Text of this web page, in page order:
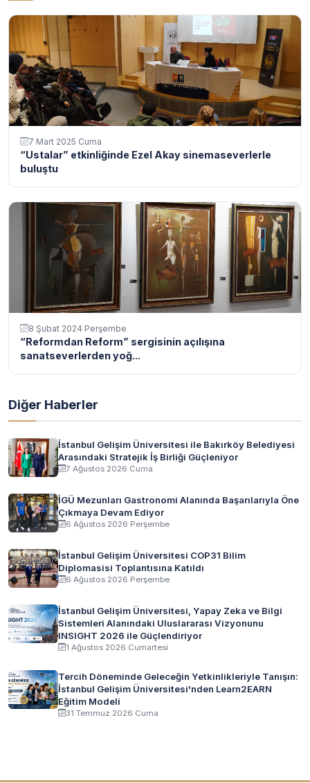
7 Mart 2025 Cuma
“Ustalar” etkinliğinde Ezel Akay sinemaseverlerle
buluştu
8 Şubat 2024 Perşembe
“Reformdan Reform” sergisinin açılışına
sanatseverlerden yoğ...
Diğer Haberler
İstanbul Gelişim Üniversitesi ile Bakırköy Belediyesi
Arasındaki Stratejik İş Birliği Güçleniyor
7 Ağustos 2026 Cuma
İGÜ Mezunları Gastronomi Alanında Başarılarıyla Öne
Çıkmaya Devam Ediyor
6 Ağustos 2026 Perşembe
İstanbul Gelişim Üniversitesi COP31 Bilim
Diplomasisi Toplantısına Katıldı
6 Ağustos 2026 Perşembe
İstanbul Gelişim Üniversitesi, Yapay Zeka ve Bilgi
Sistemleri Alanındaki Uluslararası Vizyonunu
INSIGHT 2026 ile Güçlendiriyor
1 Ağustos 2026 Cumartesi
Tercih Döneminde Geleceğin Yetkinlikleriyle Tanışın:
İstanbul Gelişim Üniversitesi'nden Learn2EARN
Eğitim Modeli
31 Temmuz 2026 Cuma